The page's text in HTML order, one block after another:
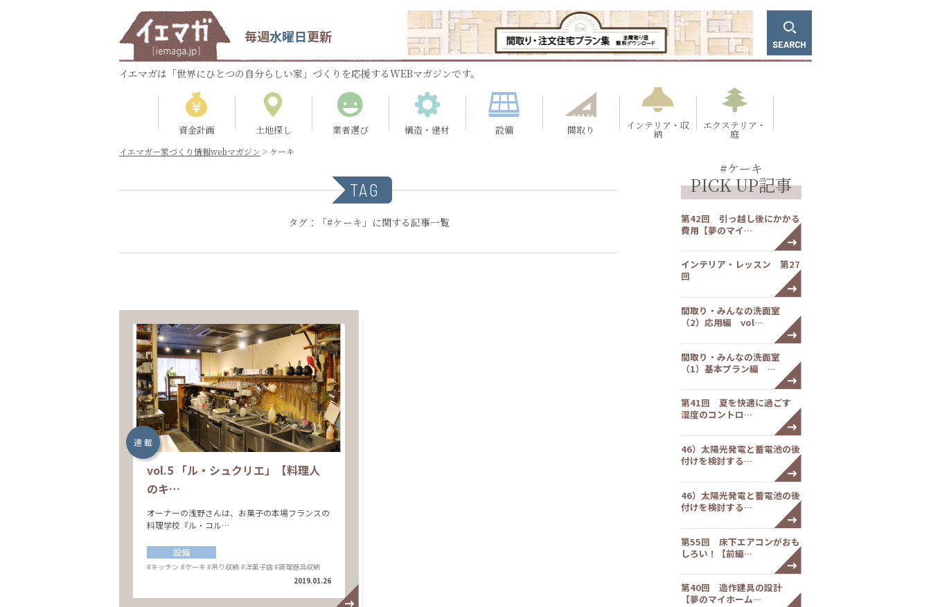
毎週水曜日更新
イエマガは「世界にひとつの自分らしい家」づくりを応援するWEBマガジンです。
資金計画 土地探し 業者選び 構造・建材 設備 間取り インテリア・収
納
エクステリア・
庭
イエマガー家づくり情報webマガジン > ケーキ
TAG
タグ：「#ケーキ」に関する記事一覧
連 載
vol.5 「ル・シュクリエ」【料理人
のキ…
オーナーの浅野さんは、お菓子の本場フランスの
料理学校『ル・コル…
設備
#キッチン #ケーキ #吊り収納 #洋菓子店#調理器具収納
2019.01.26
#ケーキ
PICK UP記事
第42回 引っ越し後にかかる
費用【夢のマイ…
インテリア・レッスン 第27
回
間取り・みんなの洗面室
（2）応用編 vol…
間取り・みんなの洗面室
（1）基本プラン編 …
第41回 夏を快適に過ごす
湿度のコントロ…
46）太陽光発電と蓄電池の後
付けを検討する…
46）太陽光発電と蓄電池の後
付けを検討する…
第55回 床下エアコンがおも
しろい！【前編…
第40回 造作建具の設計
【夢のマイホーム…